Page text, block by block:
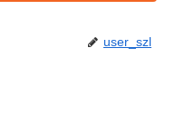
user_szl